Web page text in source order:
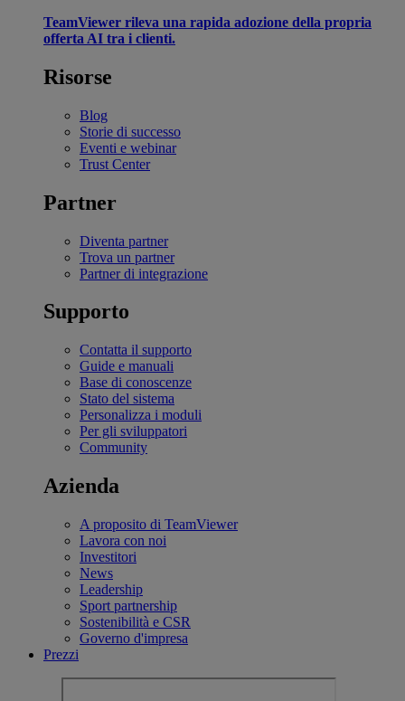
TeamViewer rileva una rapida adozione della propria
offerta AI tra i clienti.
Risorse
Blog
Storie di successo
Eventi e webinar
Trust Center
Partner
Diventa partner
Trova un partner
Partner di integrazione
Supporto
Contatta il supporto
Guide e manuali
Base di conoscenze
Stato del sistema
Personalizza i moduli
Per gli sviluppatori
Community
Azienda
A proposito di TeamViewer
Lavora con noi
Investitori
News
Leadership
Sport partnership
Sostenibilità e CSR
Governo d'impresa
Prezzi